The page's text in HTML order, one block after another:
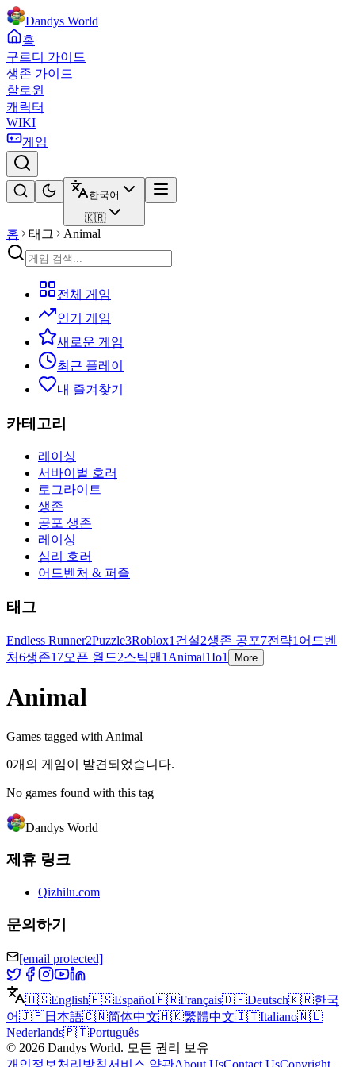
Dandys World
홈
구르디 가이드
생존 가이드
할로윈
캐릭터
WIKI
게임
한국어
🇰🇷
홈 태그 Animal
전체 게임
인기 게임
새로운 게임
최근 플레이
내 즐겨찾기
카테고리
레이싱
서바이벌 호러
로그라이트
생존
공포 생존
레이싱
심리 호러
어드벤처 & 퍼즐
태그
Endless Runner2Puzzle3Roblox1 건설2생존 공포7전략1 어드벤
처6생존17오픈 월드2스틱맨 1 Animal1Io1 More
Animal
Games tagged with Animal
0개의 게임이 발견되었습니다.
No games found with this tag
Dandys World
제휴 링크
Qizhilu.com
문의하기
[email protected]
🇺🇸English🇪🇸Español🇫🇷Français🇩🇪Deutsch🇰🇷한국
어🇯🇵日本語🇨🇳简体中文🇭🇰繁體中文🇮🇹Italiano🇳🇱
Nederlands🇵🇹Português
© 2026 Dandys World. 모든 권리 보유
개인정보처리방침서비스 약관About UsContact UsCopyright